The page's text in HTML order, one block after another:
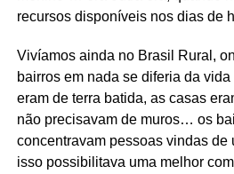
recursos disponíveis nos dias de
Vivíamos ainda no Brasil Rural,
bairros em nada se diferia da
eram de terra batida, as casas
não precisavam de muros… os
concentravam pessoas vindas de
isso possibilitava uma melhor